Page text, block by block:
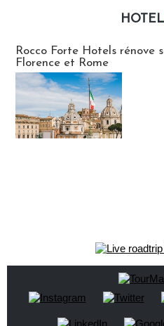
HOTEL
Rocco Forte Hotels rénove
Florence et Rome